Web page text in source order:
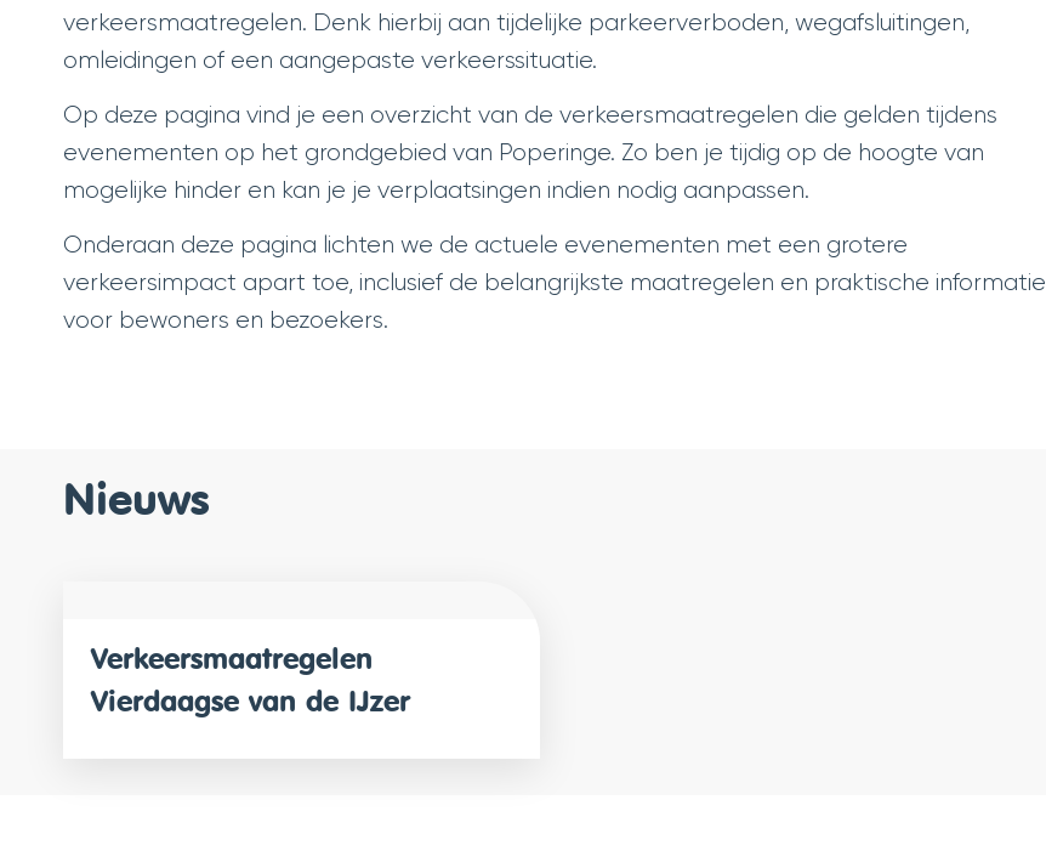
verkeersmaatregelen. Denk hierbij aan tijdelijke parkeerverboden, wegafsluitingen,
omleidingen of een aangepaste verkeerssituatie.
Op deze pagina vind je een overzicht van de verkeersmaatregelen die gelden tijdens
evenementen op het grondgebied van Poperinge. Zo ben je tijdig op de hoogte van
mogelijke hinder en kan je je verplaatsingen indien nodig aanpassen.
Onderaan deze pagina lichten we de actuele evenementen met een grotere
verkeersimpact apart toe, inclusief de belangrijkste maatregelen en praktische informatie
voor bewoners en bezoekers.
Nieuws
Verkeersmaatregelen
Vierdaagse van de IJzer